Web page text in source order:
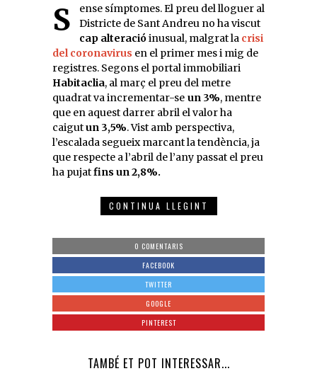
Sense símptomes. El preu del lloguer al
Districte de Sant Andreu no ha viscut
cap alteracióinusual, malgrat la crisi
del coronavirus en el primer mes i mig de
registres. Segons el portal immobiliari
Habitaclia, al març el preu del metre
quadrat va incrementar-se un 3%, mentre
que en aquest darrer abril el valor ha
caigutun 3,5%. Vist amb perspectiva,
l’escalada segueix marcant la tendència, ja
que respecte a l’abril de l’any passat el preu
ha pujatfins un 2,8%.
CONTINUA LLEGINT
0 COMENTARIS
FACEBOOK
TWITTER
GOOGLE
PINTEREST
TAMBÉ ET POT INTERESSAR...